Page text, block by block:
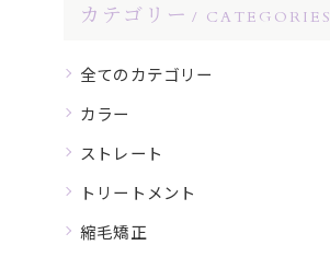
カテゴリー CATEGORIES
全てのカテゴリー
カラー
ストレート
トリートメント
縮毛矯正